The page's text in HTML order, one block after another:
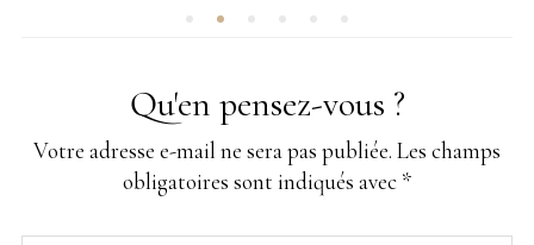
Qu'en pensez-vous ?
Votre adresse e-mail ne sera pas publiée. Les champs
obligatoires sont indiqués avec *